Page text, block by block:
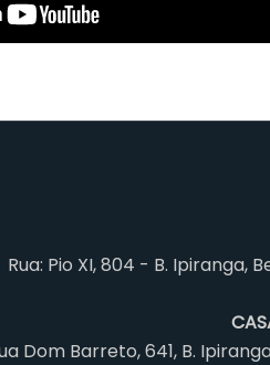
Rua: Pio XI, 804 - B. Ipiranga,
Dom Barreto, 641, B.